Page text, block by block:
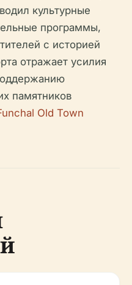
культурные
программы,
с историей
отражает усилия
памятников
Old Town